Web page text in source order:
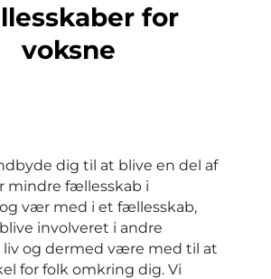
for
voksne
dig til at blive en del af
mindre fællesskab i
vær med i et fællesskab,
involveret i andre
liv og dermed være med til at
for folk omkring dig. Vi